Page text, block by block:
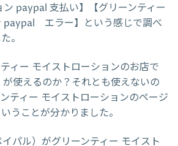
paypal 支払い】【グリーンティー
paypal エラー】という感じで調べ
。
ィー モイストローションのお店で
使えるのか？それとも使えないの
ティー モイストローションのページ
うことが分かりました。
パル）がグリーンティー モイスト